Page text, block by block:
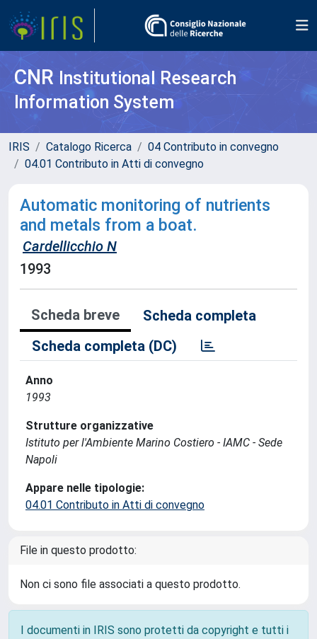
CNR Institutional Research
Information System
IRIS Catalogo Ricerca
04 Contributo in convegno
04.01 Contributo in Atti di convegno
Automatic monitoring of nutrients
and metals from a boat.
Cardellicchio N
1993
Scheda breve
Scheda completa
Scheda completa (DC)
Anno
1993
Strutture organizzative
Istituto per l'Ambiente Marino Costiero - IAMC - Sede
Napoli
Appare nelle tipologie:
04.01 Contributo in Atti di convegno
File in questo prodotto:
Non ci sono file associati a questo prodotto.
I documenti in IRIS sono protetti da copyright e tutti i